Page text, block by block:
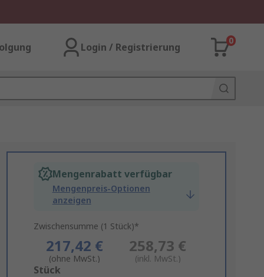
Login / Registrierung
0
Mengenrabatt verfügbar
Mengenpreis-Optionen
anzeigen
Zwischensumme (1 Stück)*
217,42 €
(ohne MwSt.)
258,73 €
(inkl. MwSt.)
Add
Stück